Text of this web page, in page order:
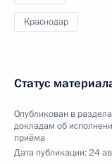
Краснодар
Статус
Опубликован в
докладам об
приёма
Дата публикации:24